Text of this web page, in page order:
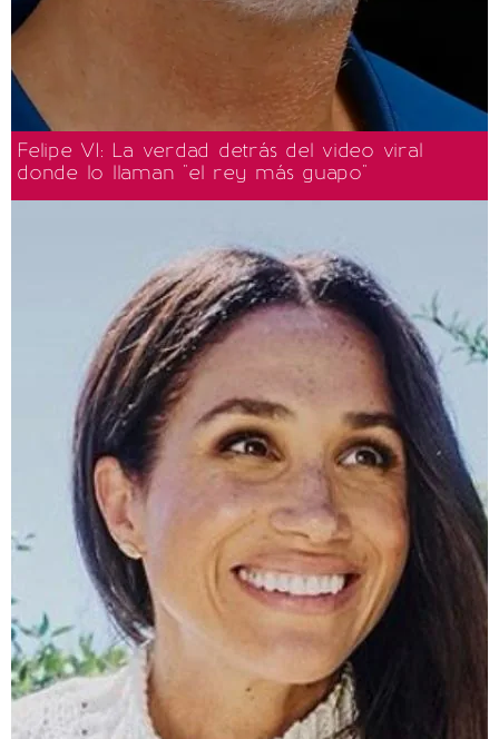
Felipe VI: La verdad detrás del video viral
donde lo llaman "el rey más guapo"